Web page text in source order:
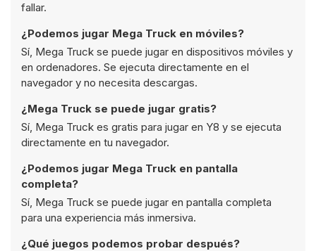
fallar.
¿Podemos jugar Mega Truck en móviles?
Sí, Mega Truck se puede jugar en dispositivos móviles y
en ordenadores. Se ejecuta directamente en el
navegador y no necesita descargas.
¿Mega Truck se puede jugar gratis?
Sí, Mega Truck es gratis para jugar en Y8 y se ejecuta
directamente en tu navegador.
¿Podemos jugar Mega Truck en pantalla
completa?
Sí, Mega Truck se puede jugar en pantalla completa
para una experiencia más inmersiva.
¿Qué juegos podemos probar después?